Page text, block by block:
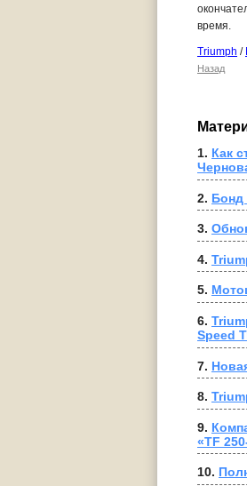
время.
Triumph /
Назад
1. Как
2. Бонд
3.
4.
5.
6.
Speed
7.
8.
9.
«TF
10.